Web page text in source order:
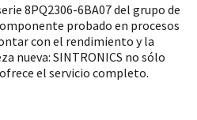
8PQ2306-6BA07 del grupo de
probado en procesos
con el rendimiento y la
nueva: SINTRONICS no sólo
el servicio completo.